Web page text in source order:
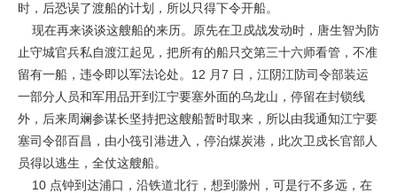
时，后恐误了渡船的计划，所以只得下令开船。
现在再来谈谈这艘船的来历。原先在卫戍战发动时，唐生智为防
止守城官兵私自渡江起见，把所有的船只交第三十六师看管，不准
留有一船，违令即以军法论处。12 月7 日，江阴江防司令部装运
一部分人员和军用品开到江宁要塞外面的乌龙山，停留在封锁线
外，后来周斓参谋长坚持把这艘船暂时取来，所以由我通知江宁要
塞司令邵百昌，由小筏引港进入，停泊煤炭港，此次卫戍长官部人
员得以逃生，全仗这艘船。
10 点钟到达浦口，沿铁道北行，想到滁州，可是行不多远，在